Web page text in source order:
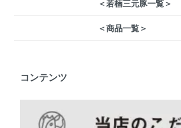
＜若楠三元豚一覧＞
＜商品一覧＞
コンテンツ